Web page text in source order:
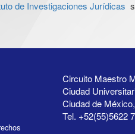
de Investigaciones Jurídicas
Circuito Maestro
Ciudad
Ciudad de
Tel. +52(55)5622